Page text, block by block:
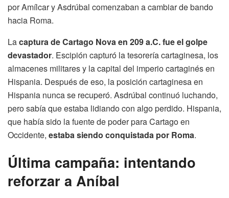
por Amílcar y Asdrúbal comenzaban a cambiar de bando
hacia Roma.
Lacaptura de Cartago Nova en 209 a.C. fue el golpe
devastador. Escipión capturó la tesorería cartaginesa, los
almacenes militares y la capital del imperio cartaginés en
Hispania. Después de eso, la posición cartaginesa en
Hispania nunca se recuperó. Asdrúbal continuó luchando,
pero sabía que estaba lidiando con algo perdido. Hispania,
que había sido la fuente de poder para Cartago en
Occidente, estaba siendo conquistada por Roma.
Última campaña: intentando
reforzar a Aníbal